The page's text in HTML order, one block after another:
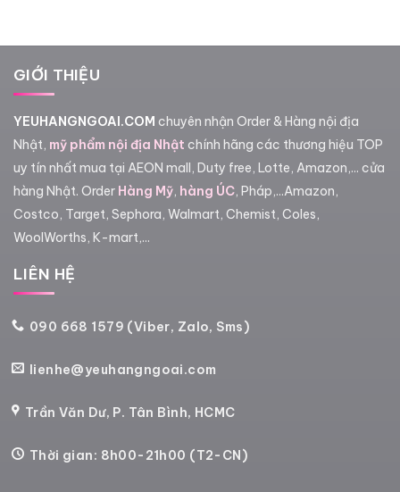
GIỚI THIỆU
YEUHANGNGOAI.COM chuyên nhận Order & Hàng nội địa
Nhật, mỹ phẩm nội địa Nhật chính hãng các thương hiệu TOP
uy tín nhất mua tại AEON mall, Duty free, Lotte, Amazon,... cửa
hàng Nhật. Order Hàng Mỹ, hàng ÚC, Pháp,...Amazon,
Costco, Target, Sephora, Walmart, Chemist, Coles,
WoolWorths, K-mart,...
LIÊN HỆ
090 668 1579 (Viber, Zalo, Sms)
lienhe@yeuhangngoai.com
Trần Văn Dư, P. Tân Bình, HCMC
Thời gian: 8h00-21h00 (T2-CN)